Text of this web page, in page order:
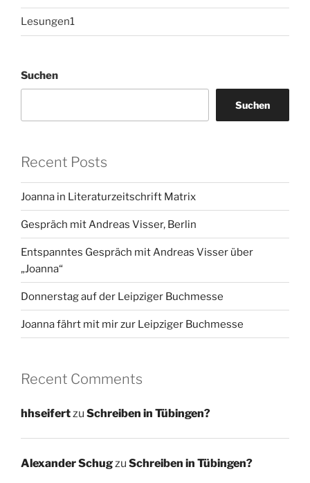
Lesungen1
Suchen
Suchen
Recent Posts
Joanna in Literaturzeitschrift Matrix
Gespräch mit Andreas Visser, Berlin
Entspanntes Gespräch mit Andreas Visser über
„Joanna“
Donnerstag auf der Leipziger Buchmesse
Joanna fährt mit mir zur Leipziger Buchmesse
Recent Comments
hhseifertzu Schreiben in Tübingen?
Alexander Schugzu Schreiben in Tübingen?